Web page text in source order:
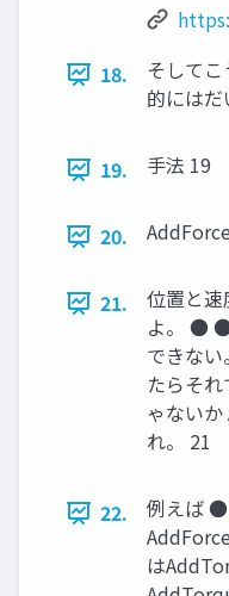
18.
そして
的には
19. 手法 19
20.
21.
位置と
よ。 ● ●
できな
たらそ
ゃない
れ。 21
22.
例えば
は